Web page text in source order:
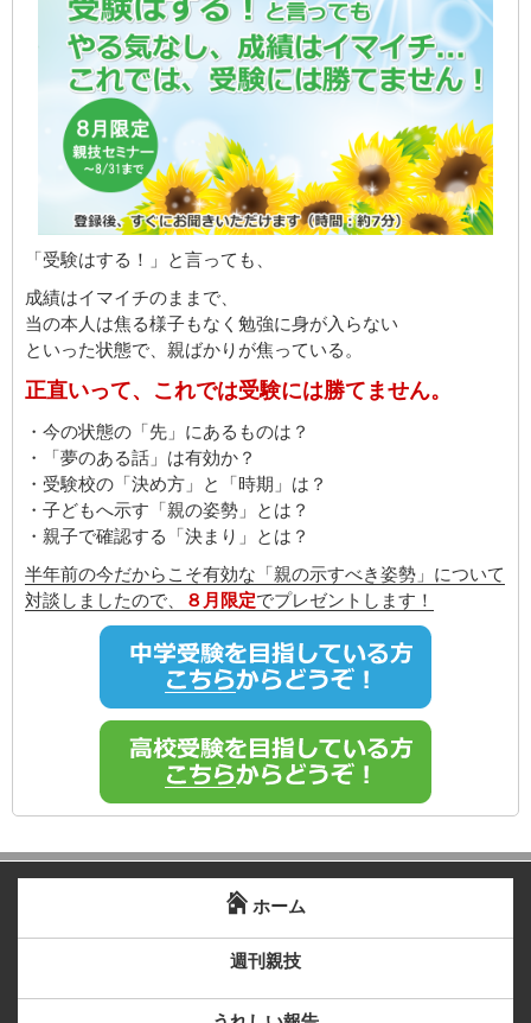
「受験はする！」と言っても、
成績はイマイチのままで、
当の本人は焦る様子もなく勉強に身が入らない
といった状態で、親ばかりが焦っている。
正直いって、これでは受験には勝てません。
・今の状態の「先」にあるものは？
・「夢のある話」は有効か？
・受験校の「決め方」と「時期」は？
・子どもへ示す「親の姿勢」とは？
・親子で確認する「決まり」とは？
半年前の今だからこそ有効な「親の示すべき姿勢」について
対談しましたので、
８月限定でプレゼントします！
ホーム
週刊親技